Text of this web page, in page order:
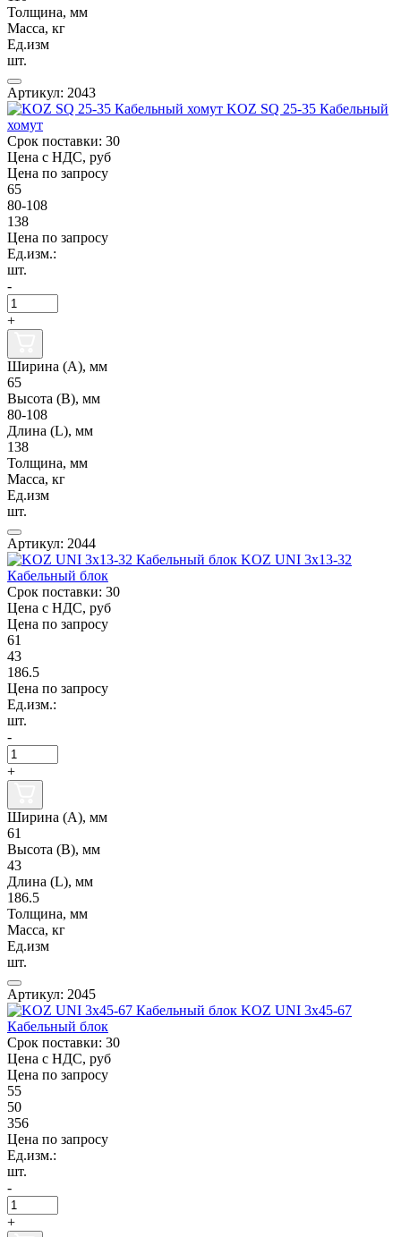
Толщина, мм
Масса, кг
Ед.изм
шт.
Артикул: 2043
KOZ SQ 25-35 Кабельный
хомут
Срок поставки: 30
Цена с НДС, руб
Цена по запросу
65
80-108
138
Цена по запросу
Ед.изм.:
шт.
-
+
Ширина (А), мм
65
Высота (В), мм
80-108
Длина (L), мм
138
Толщина, мм
Масса, кг
Ед.изм
шт.
Артикул: 2044
KOZ UNI 3x13-32
Кабельный блок
Срок поставки: 30
Цена с НДС, руб
Цена по запросу
61
43
186.5
Цена по запросу
Ед.изм.:
шт.
-
+
Ширина (А), мм
61
Высота (В), мм
43
Длина (L), мм
186.5
Толщина, мм
Масса, кг
Ед.изм
шт.
Артикул: 2045
KOZ UNI 3x45-67
Кабельный блок
Срок поставки: 30
Цена с НДС, руб
Цена по запросу
55
50
356
Цена по запросу
Ед.изм.:
шт.
-
+